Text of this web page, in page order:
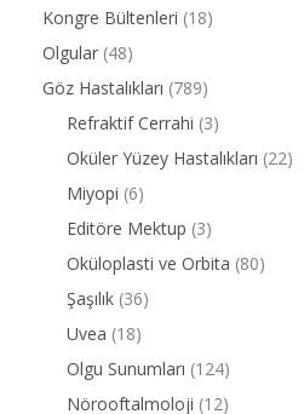
Kongre Bültenleri (18)
Olgular (48)
Göz Hastalıkları (789)
Refraktif Cerrahi (3)
Oküler Yüzey Hastalıkları (22)
Miyopi (6)
Editöre Mektup (3)
Oküloplasti ve Orbita (80)
Şaşılık (36)
Uvea (18)
Olgu Sunumları (124)
Nörooftalmoloji (12)